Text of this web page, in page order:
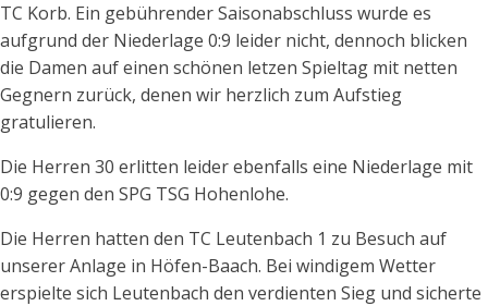
TC Korb. Ein gebührender Saisonabschluss wurde es
aufgrund der Niederlage 0:9 leider nicht, dennoch blicken
die Damen auf einen schönen letzen Spieltag mit netten
Gegnern zurück, denen wir herzlich zum Aufstieg
gratulieren.
Die Herren 30 erlitten leider ebenfalls eine Niederlage mit
0:9 gegen den SPG TSG Hohenlohe.
Die Herren hatten den TC Leutenbach 1 zu Besuch auf
unserer Anlage in Höfen-Baach. Bei windigem Wetter
erspielte sich Leutenbach den verdienten Sieg und sicherte